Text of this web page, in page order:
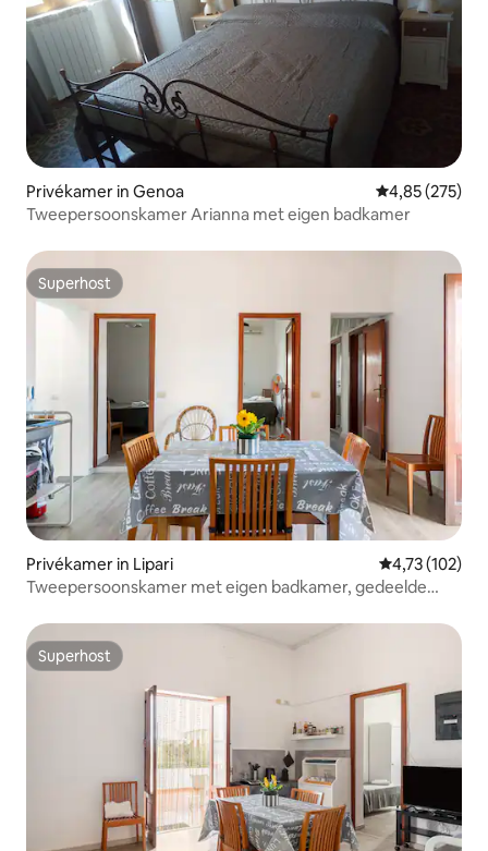
Privékamer in Genoa Gemiddelde
4,85 (275)
Tweepersoonskamer Arianna met eigen badkamer
Superhost
Superhost
Privékamer in Lipari Gemiddelde
4,73 (102)
Tweepersoonskamer met eigen badkamer, gedeelde
Superhost
Superhost